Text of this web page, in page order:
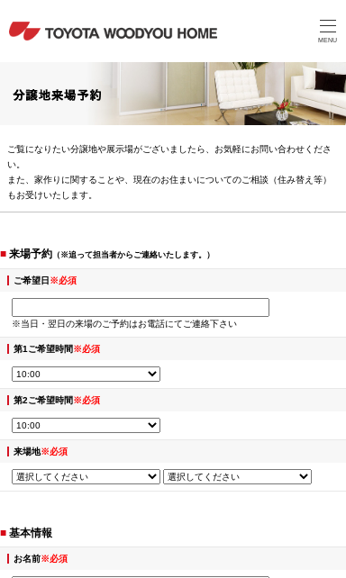
MENU
ご覧になりたい分譲地や展示場がございましたら、お気軽にお問い合わせくださ
い。
また、家作りに関することや、現在のお住まいについてのご相談（住み替え等）
もお受けいたします。
■ 来場予約 （※追って担当者からご連絡いたします。）
ご希望日 ※必須
※当日・翌日の来場のご予約はお電話にてご連絡下さい
第1ご希望時間※必須
第2ご希望時間※必須
来場地※必須
■ 基本情報
お名前※必須